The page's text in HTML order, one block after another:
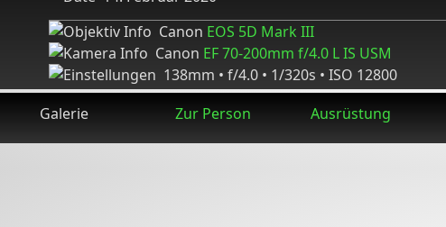
Canon EOS 5D Mark III
Canon EF 70-200mm f/4.0 L IS USM
138mm • f/4.0 • 1/320s • ISO 12800
Galerie
Zur Person Ausrüstung